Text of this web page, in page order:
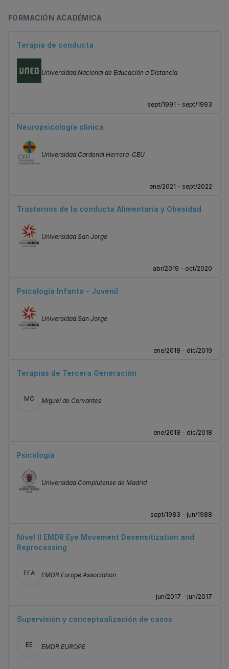
FORMACIÓN ACADÉMICA
Terapia de conducta
Universidad Nacional de Educación a Distancia
sept/1991 - sept/1993
Neuropsicología clinica
Universidad Cardenal Herrera-CEU
ene/2021 - sept/2022
Trastornos de la conducta Alimentaria y Obesidad
Universidad San Jorge
abr/2019 - oct/2020
Psicología Infanto - Juvenil
Universidad San Jorge
ene/2018 - dic/2019
Terapias de Tercera Generación
MC Miguel de Cervantes
ene/2018 - dic/2018
Psicología
Universidad Complutense de Madrid
sept/1983 - jun/1988
Nivel II EMDR Eye Movement Desensitization and
Reprocessing
EEA EMDR Europe Association
jun/2017 - jun/2017
Supervisión y conceptualización de casos
EE EMDR EUROPE